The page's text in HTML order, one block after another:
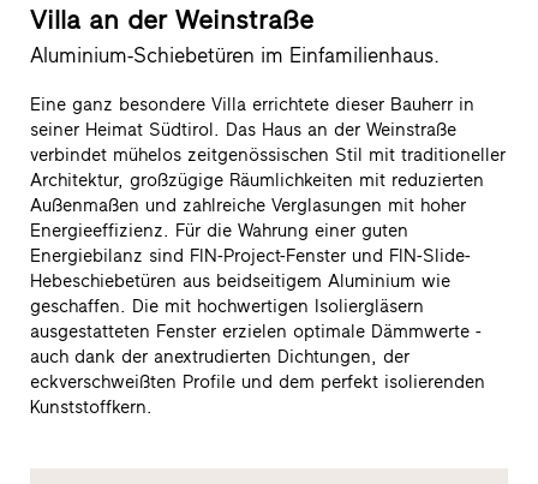
Villa an der Weinstraße
Aluminium-Schiebetüren im Einfamilienhaus.
Eine ganz besondere Villa errichtete dieser Bauherr in
seiner Heimat Südtirol. Das Haus an der Weinstraße
verbindet mühelos zeitgenössischen Stil mit traditioneller
Architektur, großzügige Räumlichkeiten mit reduzierten
Außenmaßen und zahlreiche Verglasungen mit hoher
Energieeffizienz. Für die Wahrung einer guten
Energiebilanz sind FIN-Project-Fenster und FIN-Slide-
Hebeschiebetüren aus beidseitigem Aluminium wie
geschaffen. Die mit hochwertigen Isoliergläsern
ausgestatteten Fenster erzielen optimale Dämmwerte -
auch dank der anextrudierten Dichtungen, der
eckverschweißten Profile und dem perfekt isolierenden
Kunststoffkern.